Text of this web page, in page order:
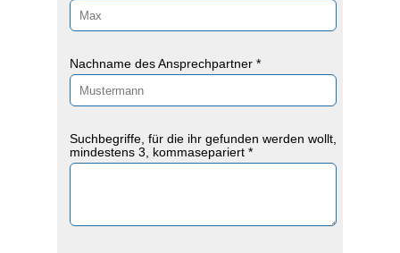
Nachname des Ansprechpartner *
Suchbegriffe, für die ihr gefunden werden wollt,
mindestens 3, kommasepariert *